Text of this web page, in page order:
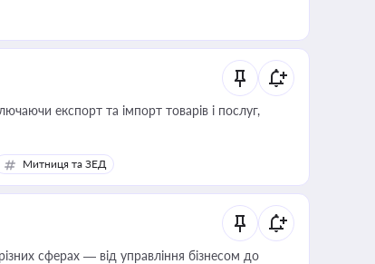
експорт та імпорт товарів і послуг,
Митниця та ЗЕД
сферах — від управління бізнесом до